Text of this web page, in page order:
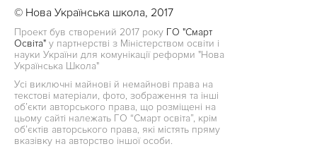
© Нова Українська школа, 2017
Проект був створений 2017 року ГО "Смарт
Освіта" у партнерстві з Міністерством освіти і
науки України для комунікації реформи "Нова
Українська Школа"
Усі виключні майнові й немайнові права на
текстові матеріали, фото, зображення та інші
об’єкти авторського права, що розміщені на
цьому сайті належать ГО “Смарт освіта”, крім
об’єктів авторського права, які містять пряму
вказівку на авторство іншої особи.